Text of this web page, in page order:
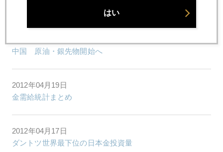
中国 原油・銀先物開始へ
2012年04月19日
金需給統計まとめ
2012年04月17日
ダントツ世界最下位の日本金投資量
はい